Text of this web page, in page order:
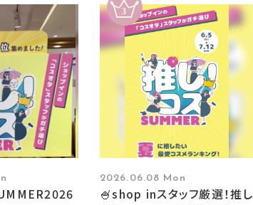
2026.06.08 Mon
🍧shop inスタッフ厳選！推し